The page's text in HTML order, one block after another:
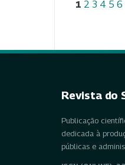
1 2 3 4 5 6
Revista do
Publicação
dedicada à
públicas e